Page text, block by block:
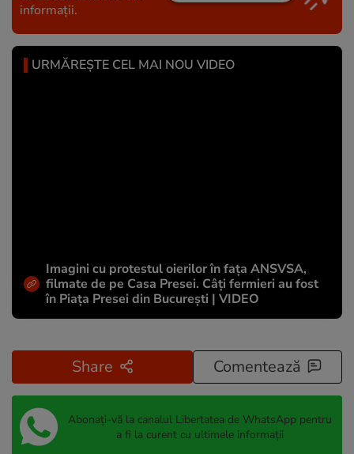
informații.
URMĂREȘTE CEL MAI NOU VIDEO
Imagini cu protestul oierilor în fața ANSVSA,
filmate de pe Casa Presei. Câți fermieri au fost
în Piața Presei din București | VIDEO
Share Comentează
Abonați-vă la canalul Libertatea de WhatsApp pentru
a fi la curent cu ultimele informații